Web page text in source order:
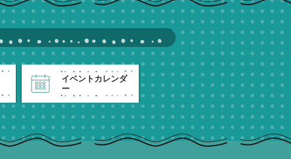
イベントカレンダ
ー